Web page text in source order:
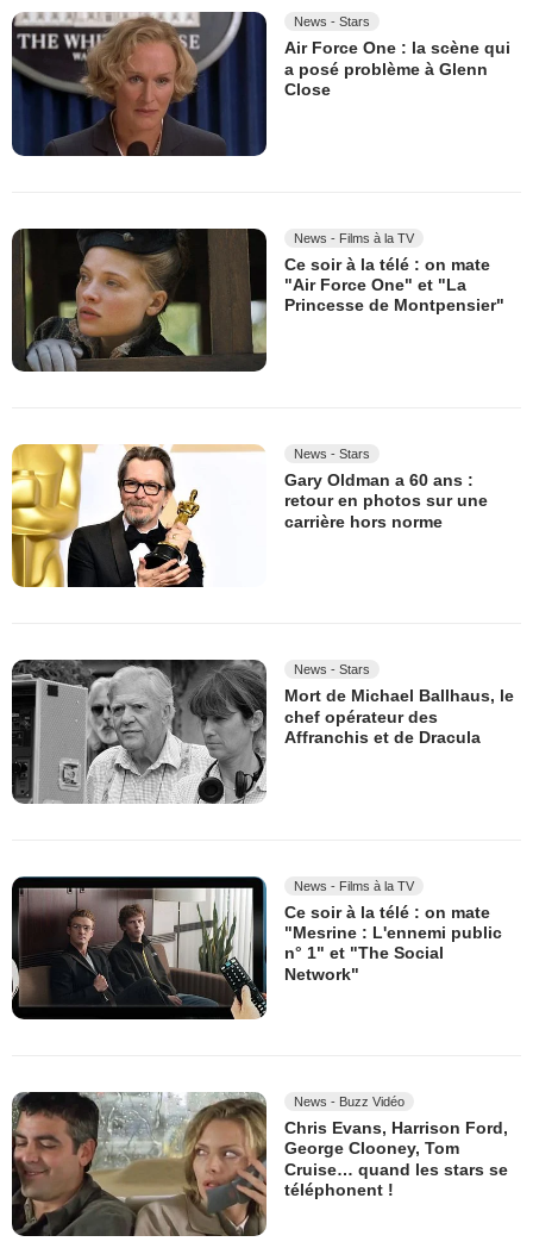
News - Stars
Air Force One : la scène qui
a posé problème à Glenn
Close
News - Films à la TV
Ce soir à la télé : on mate
"Air Force One" et "La
Princesse de Montpensier"
News - Stars
Gary Oldman a 60 ans :
retour en photos sur une
carrière hors norme
News - Stars
Mort de Michael Ballhaus, le
chef opérateur des
Affranchis et de Dracula
News - Films à la TV
Ce soir à la télé : on mate
"Mesrine : L'ennemi public
n° 1" et "The Social
Network"
News - Buzz Vidéo
Chris Evans, Harrison Ford,
George Clooney, Tom
Cruise… quand les stars se
téléphonent !